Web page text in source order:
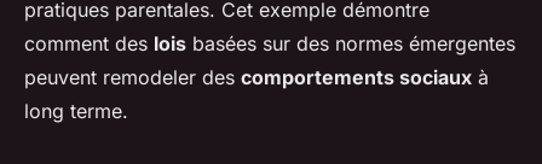
pratiques parentales. Cet exemple démontre
comment des lois basées sur des normes émergentes
peuvent remodeler des comportements sociaux à
long terme.